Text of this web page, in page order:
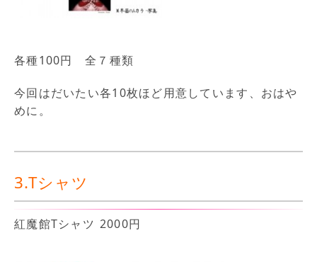
各種100円 全７種類
今回はだいたい各10枚ほど用意しています、おはや
めに。
3.Tシャツ
紅魔館Tシャツ 2000円